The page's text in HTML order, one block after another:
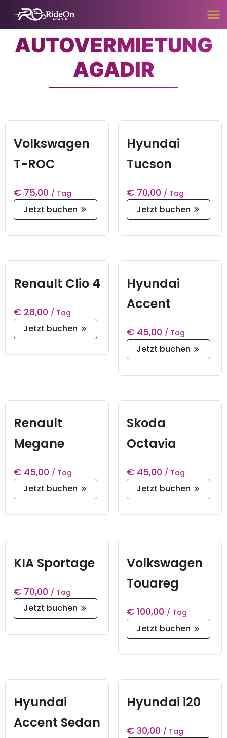
AUTOVERMIETUNG
AGADIR
Volkswagen
T-ROC
€ 75,00 / Tag
Jetzt buchen
Hyundai
Tucson
€70,00 / Tag
Jetzt buchen
Renault Clio 4
€ 28,00 / Tag
Jetzt buchen
Hyundai
Accent
€45,00 / Tag
Jetzt buchen
Renault
Megane
€ 45,00 / Tag
Jetzt buchen
Skoda
Octavia
€45,00 / Tag
Jetzt buchen
KIA Sportage
€ 70,00 / Tag
Jetzt buchen
Volkswagen
Touareg
€100,00 / Tag
Jetzt buchen
Hyundai
Accent Sedan
Hyundai i20
€30,00 / Tag